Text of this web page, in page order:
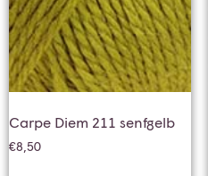
Carpe Diem 211 senfgelb
€8,50